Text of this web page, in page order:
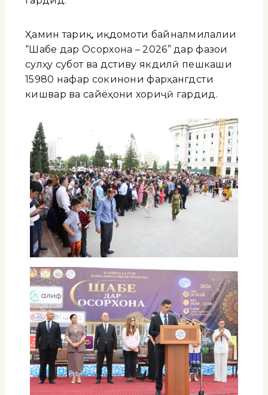
Ҳамин тариқ, иқдомоти байналмилалии
“Шабе дар Осорхона – 2026” дар фазои
сулҳу субот ва дӯстиву якдилӣ пешкаши
15980 нафар сокинони фарҳангдӯсти
кишвар ва сайёҳони хориҷӣ гардид.